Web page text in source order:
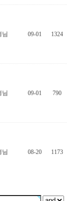
님 09-01 1324
님 09-01 790
님 08-20 1173